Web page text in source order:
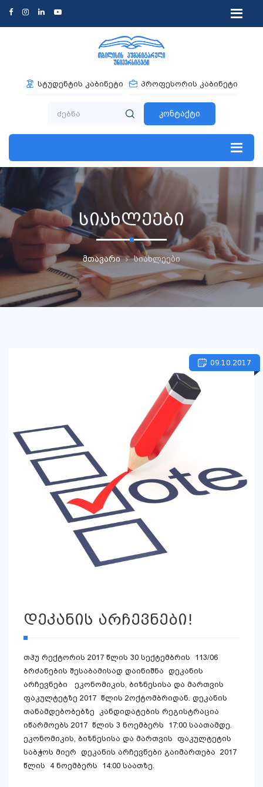
სტუდენტის კაბინეტი პროფესორის კაბინეტი
კონტაქტი
სიახლეები
მთავარი სიახლეები
09.10.2017
დეკანის არჩევნები!
თჰუ რექტორის 2017 წლის 30 სექტემბრის 113/06
ბრძანების შესაბამისად დაინიშნა დეკანის
არჩევნები ეკონომიკის, ბიზნესისა და მართვის
ფაკულტეტზე 2017 წლის 2ოქტომბრიდან. დეკანის
თანამდებობებზე კანდიდატების რეგისტრაცია
იწარმოებს 2017 წლის 3 ნოემბერს 17:00 საათამდე.
ეკონომიკის, ბიზნესისა და მართვის ფაკულტეტის
საბჭოს მიერ დეკანის არჩევნები გაიმართება 2017
წლის 4 ნოემბერს 14:00 საათზე.